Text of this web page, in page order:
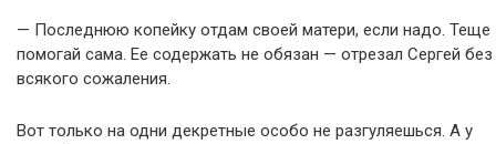
— Последнюю копейку отдам своей матери, если надо. Теще
помогай сама. Ее содержать не обязан — отрезал Сергей без
всякого сожаления.
Вот только на одни декретные особо не разгуляешься. А у